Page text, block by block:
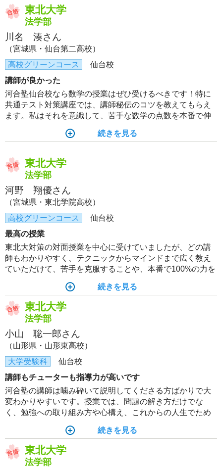
と実感しています。
東北大学
法学部
川名 湊さん
（宮城県・仙台第二高校）
高校グリーンコース
仙台校
講師が良かった
河合塾仙台校なら数学の授業はぜひ受けるべきです！特に
共通テスト対策講座では、講師秘伝のコツを教えてもらえ
ます。私はそれを意識して、苦手な数学の点数を本番で伸
続きを見る
東北大学
法学部
河野 翔優さん
（宮城県・東北学院高校）
高校グリーンコース
仙台校
最高の授業
東北大対策の対面授業を中心に受けていましたが、どの講
師もわかりやすく、テクニックからマインドまで広く教え
ていただけて、苦手を克服することや、本番で100%の力を
ったものが中心で、繰り返し解くことで、実戦的な演習が
できました。河合塾でなければ合格できなかったと思いま
す。
続きを見る
東北大学
法学部
小山 聡一郎さん
（山形県・山形東高校）
大学受験科
仙台校
講師もチューターも指導力が高いです
河合塾の講師は噛み砕いて説明してくださる方ばかりで大
変わかりやすいです。授業では、問題の解き方だけでな
く、勉強への取り組み方や心構え、これからの人生でため
することができました。また、講師陣に答案を何度も何度
も見ていただいたので、大幅に力を伸ばすことができまし
た。
続きを見る
東北大学
法学部